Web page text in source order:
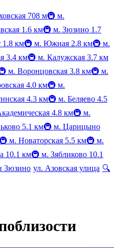
708 м🚇 м.
1.6 км🚇 м. Зюзино 1.7
1.8 км🚇 м. Южная 2.8 км🚇 м.
3.4 км🚇 м. Калужская 3.7 км
м. Воронцовская 3.8 км🚇 м.
4.0 км🚇 м.
4.3 км🚇 м. Беляево 4.5
4.8 км🚇 м.
5.1 км🚇 м. Царицыно
м. Новаторская 5.5 км🚇 м.
10.1 км🚇 м. Зябликово 10.1
Зюзино ул. Азовская улица 🔍